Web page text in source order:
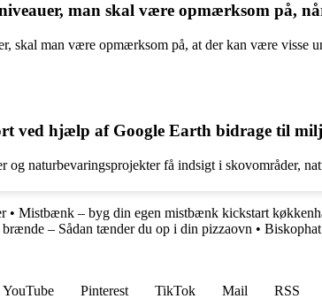
man skal være opmærksom på,
skal man være opmærksom på, at der kan være
ved hjælp af Google Earth bidrage til
og naturbevaringsprojekter få indsigt i skovområder,
• Mistbænk – byg din egen mistbænk kickstart
– Sådan tænder du op i din pizzaovn •
YouTube Pinterest TikTok Mail
RSS